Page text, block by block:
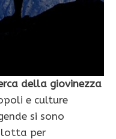
della giovinezza
e culture
si sono
lotta per